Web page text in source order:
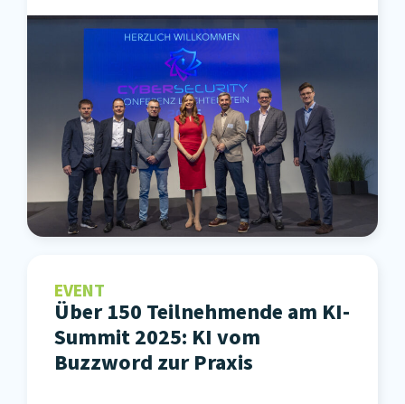
EVENT
Über 150 Teilnehmende am KI-
Summit 2025: KI vom
Buzzword zur Praxis